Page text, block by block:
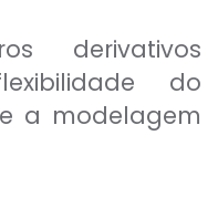
derivativos
do
a modelagem